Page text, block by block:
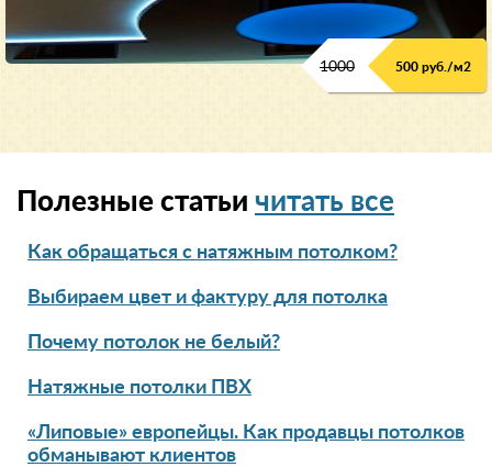
1000 500 руб./м2
Полезные статьи читать все
Как обращаться с натяжным потолком?
Выбираем цвет и фактуру для потолка
Почему потолок не белый?
Натяжные потолки ПВХ
«Липовые» европейцы. Как продавцы потолков
обманывают клиентов